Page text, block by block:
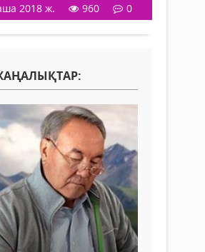
2018 ж.
960 0